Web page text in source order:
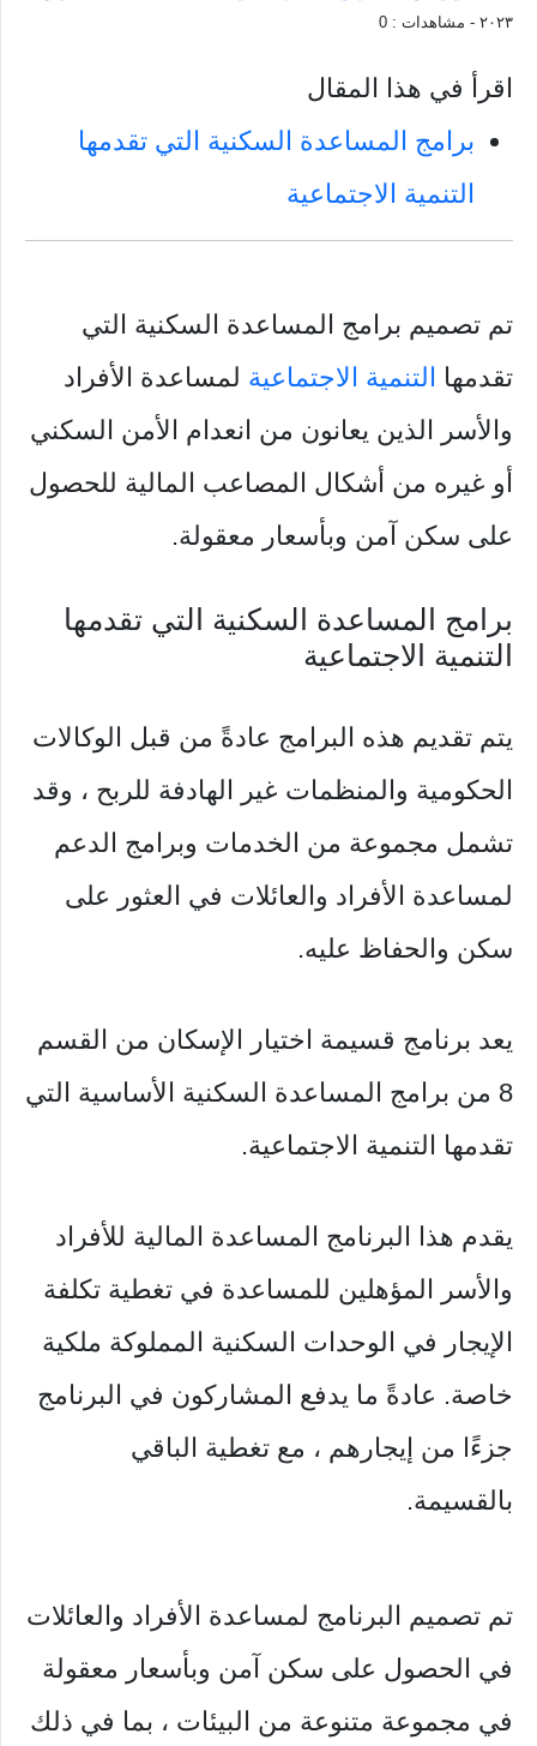
٢٠٢٣ - مشاهدات : 0
اقرأ في هذا المقال
برامج المساعدة السكنية التي تقدمها
التنمية الاجتماعية
تم تصميم برامج المساعدة السكنية التي
تقدمها التنمية الاجتماعية لمساعدة الأفراد
والأسر الذين يعانون من انعدام الأمن السكني
أو غيره من أشكال المصاعب المالية للحصول
على سكن آمن وبأسعار معقولة.
برامج المساعدة السكنية التي تقدمها
التنمية الاجتماعية
يتم تقديم هذه البرامج عادةً من قبل الوكالات
الحكومية والمنظمات غير الهادفة للربح ، وقد
تشمل مجموعة من الخدمات وبرامج الدعم
لمساعدة الأفراد والعائلات في العثور على
سكن والحفاظ عليه.
يعد برنامج قسيمة اختيار الإسكان من القسم
8 من برامج المساعدة السكنية الأساسية التي
تقدمها التنمية الاجتماعية.
يقدم هذا البرنامج المساعدة المالية للأفراد
والأسر المؤهلين للمساعدة في تغطية تكلفة
الإيجار في الوحدات السكنية المملوكة ملكية
خاصة. عادةً ما يدفع المشاركون في البرنامج
جزءًا من إيجارهم ، مع تغطية الباقي
بالقسيمة.
تم تصميم البرنامج لمساعدة الأفراد والعائلات
في الحصول على سكن آمن وبأسعار معقولة
في مجموعة متنوعة من البيئات ، بما في ذلك